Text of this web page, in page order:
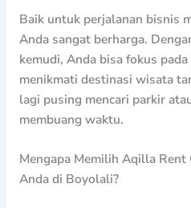
Baik untuk perjalanan bisnis
Anda sangat berharga.
kemudi, Anda bisa fokus
menikmati destinasi wisata
lagi pusing mencari parkir
membuang waktu.
Mengapa Memilih Aqilla Rent
Anda di Boyolali?